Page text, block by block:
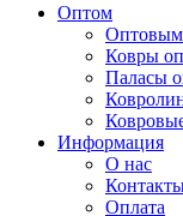
Оптом
Оптовым
Ковры
Паласы
Информация
О нас
Оплата